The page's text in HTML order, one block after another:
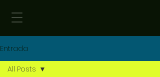
Entrada
All Posts